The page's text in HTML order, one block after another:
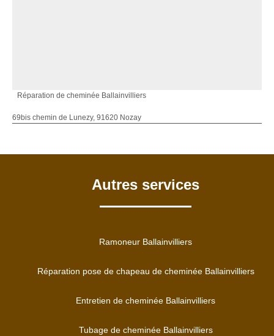
Réparation de cheminée Ballainvilliers
69bis chemin de Lunezy, 91620 Nozay
Autres services
Ramoneur Ballainvilliers
Réparation pose de chapeau de cheminée Ballainvilliers
Entretien de cheminée Ballainvilliers
Tubage de cheminée Ballainvilliers